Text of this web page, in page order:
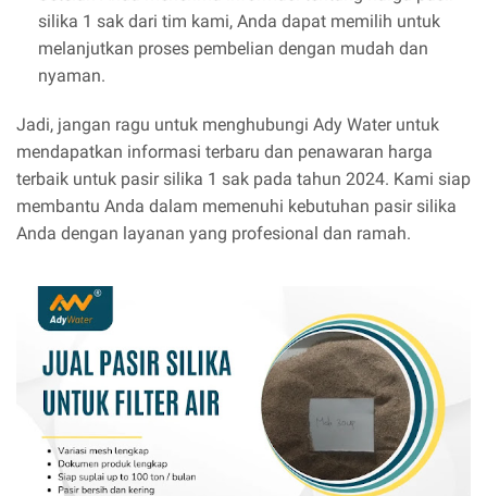
silika 1 sak dari tim kami, Anda dapat memilih untuk
melanjutkan proses pembelian dengan mudah dan
nyaman.
Jadi, jangan ragu untuk menghubungi Ady Water untuk
mendapatkan informasi terbaru dan penawaran harga
terbaik untuk pasir silika 1 sak pada tahun 2024. Kami siap
membantu Anda dalam memenuhi kebutuhan pasir silika
Anda dengan layanan yang profesional dan ramah.